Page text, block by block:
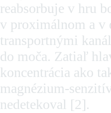
reabsorbuje v hru
v proximálnom a
transportnými
do moča. Zatiaľ
koncentrácia ako
magnézium-
nedetekoval [2].